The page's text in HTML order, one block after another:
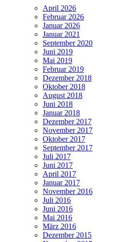
April 2026
Februar 2026
Januar 2026
Januar 2021
September 2020
Juni 2019
Mai 2019
Februar 2019
Dezember 2018
Oktober 2018
August 2018
Juni 2018
Januar 2018
Dezember 2017
November 2017
Oktober 2017
September 2017
Juli 2017
Juni 2017
April 2017
Januar 2017
November 2016
Juli 2016
Juni 2016
Mai 2016
März 2016
Dezember 2015